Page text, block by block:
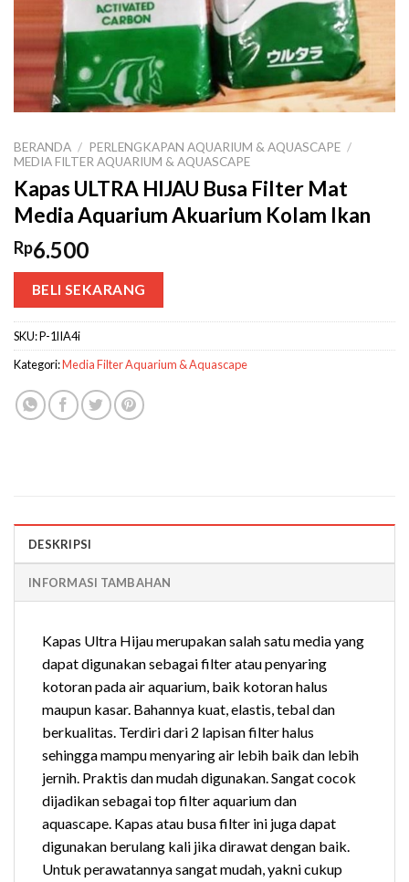
BERANDA / PERLENGKAPAN AQUARIUM & AQUASCAPE /
MEDIA FILTER AQUARIUM & AQUASCAPE
Kapas ULTRA HIJAU Busa Filter Mat
Media Aquarium Akuarium Kolam Ikan
Rp6.500
BELI SEKARANG
SKU:P-1lIA4i
Kategori:Media Filter Aquarium & Aquascape
DESKRIPSI
INFORMASI TAMBAHAN
Kapas Ultra Hijau merupakan salah satu media yang
dapat digunakan sebagai filter atau penyaring
kotoran pada air aquarium, baik kotoran halus
maupun kasar. Bahannya kuat, elastis, tebal dan
berkualitas. Terdiri dari 2 lapisan filter halus
sehingga mampu menyaring air lebih baik dan lebih
jernih. Praktis dan mudah digunakan. Sangat cocok
dijadikan sebagai top filter aquarium dan
aquascape. Kapas atau busa filter ini juga dapat
digunakan berulang kali jika dirawat dengan baik.
Untuk perawatannya sangat mudah, yakni cukup